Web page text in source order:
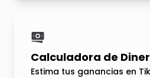
Calculadora de
Estima tus ganancias en